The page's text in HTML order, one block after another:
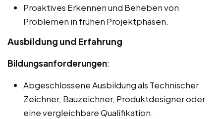
Proaktives Erkennen und Beheben von
Problemen in frühen Projektphasen.
Ausbildung und Erfahrung
Bildungsanforderungen:
Abgeschlossene Ausbildung als Technischer
Zeichner, Bauzeichner, Produktdesigner oder
eine vergleichbare Qualifikation.